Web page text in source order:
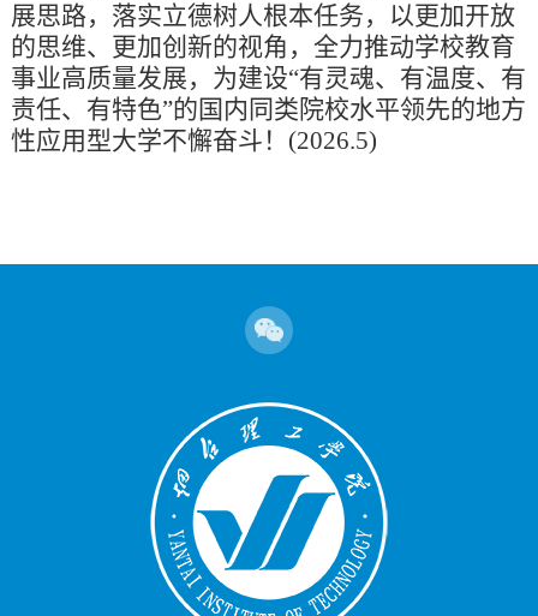
展思路，落实立德树人根本任务，以更加开放
的思维、更加创新的视角，全力推动学校教育
事业高质量发展，为建设“有灵魂、有温度、有
责任、有特色”的国内同类院校水平领先的地方
性应用型大学不懈奋斗！(2026.5)